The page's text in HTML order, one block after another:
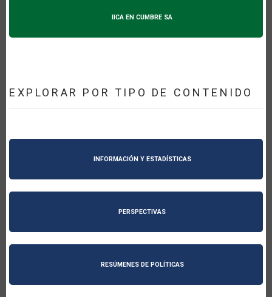
IICA EN CUMBRE SA
EXPLORAR POR TIPO DE CONTENIDO
INFORMACIÓN Y ESTADÍSTICAS
PERSPECTIVAS
RESÚMENES DE POLÍTICAS